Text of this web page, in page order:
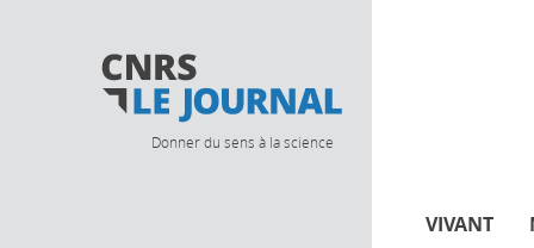
Donner du sens à la science
VIVANT